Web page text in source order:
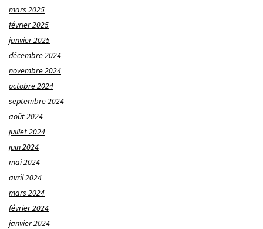
mars 2025
février 2025
janvier 2025
décembre 2024
novembre 2024
octobre 2024
septembre 2024
août 2024
juillet 2024
juin 2024
mai 2024
avril 2024
mars 2024
février 2024
janvier 2024